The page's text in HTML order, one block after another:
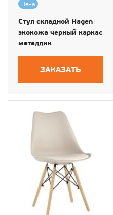
Цена
Стул складной Hagen
экокожа черный каркас
металлик
ЗАКАЗАТЬ